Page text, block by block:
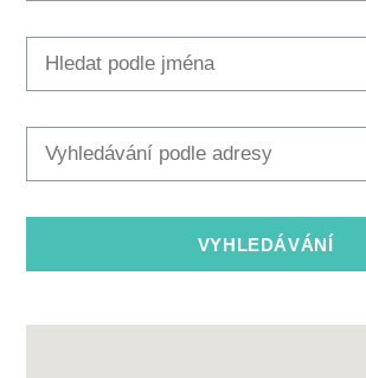
info@kastela-info.hr
Villa Nika, Kamberovo šetalište 30,
21216 Kaštel Stari, Hrvatska